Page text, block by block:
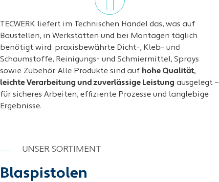
TECWERK liefert im Technischen Handel das, was auf
Baustellen, in Werkstätten und bei Montagen täglich
benötigt wird: praxisbewährte Dicht-, Kleb- und
Schaumstoffe, Reinigungs- und Schmiermittel, Sprays
sowie Zubehör. Alle Produkte sind auf hohe Qualität,
leichte Verarbeitung und zuverlässige Leistung ausgelegt –
für sicheres Arbeiten, effiziente Prozesse und langlebige
Ergebnisse.
UNSER SORTIMENT
Blaspistolen